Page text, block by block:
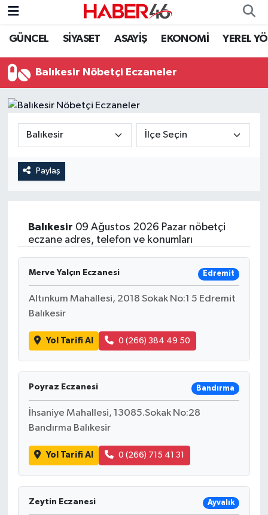
GÜNCEL SİYASET ASAYİŞ EKONOMİ YEREL
Balıkesir Nöbetçi Eczaneler
Paylaş
Balıkesir 09 Ağustos 2026 Pazar nöbetçi
eczane adres, telefon ve konumları
Merve Yalçın Eczanesi Edremit
Altınkum Mahallesi, 2018 Sokak No:1 5 Edremit
Balıkesir
Yol Tarifi Al 0 (266) 384 49 50
Poyraz Eczanesi Bandırma
İhsaniye Mahallesi, 13085.Sokak No:28
Bandırma Balıkesir
Yol Tarifi Al 0 (266) 715 41 31
Zeytin Eczanesi Ayvalık
GÜNCEL
SİYASET
EKONOMİ
SPOR
YAŞAM
SAĞLIK
EĞİTİM
İLÇE HABERLERİ
KÜLTÜR-SANAT
KSÜ
ROPORTAJ
YEREL YÖNETİM
Nöbetçi Eczaneler
Hava Durumu
Kahramanmaraş Namaz Vakitleri
Trafik Durumu
Süper Lig Puan Durumu ve Fikstür
Son Dakika Haberleri
Haber Arşivi